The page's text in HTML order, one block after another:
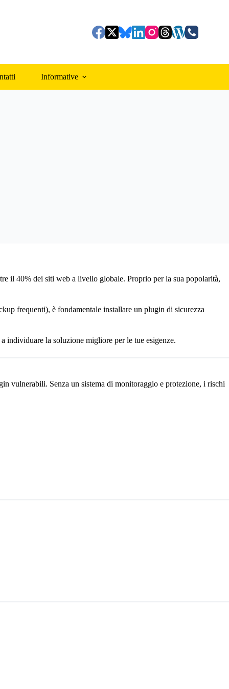
Informative
il 40% dei siti web a livello globale. Proprio per la sua popolarità,
frequenti), è fondamentale installare un plugin di sicurezza
individuare la soluzione migliore per le tue esigenze.
vulnerabili. Senza un sistema di monitoraggio e protezione, i rischi